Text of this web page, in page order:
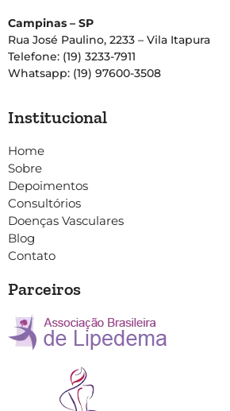
Campinas – SP
Rua José Paulino, 2233 – Vila Itapura
Telefone: (19) 3233-7911
Whatsapp: (19) 97600-3508
Institucional
Home
Sobre
Depoimentos
Consultórios
Doenças Vasculares
Blog
Contato
Parceiros